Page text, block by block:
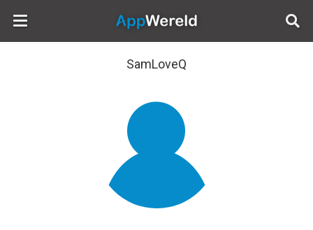
AppWereld
SamLoveQ